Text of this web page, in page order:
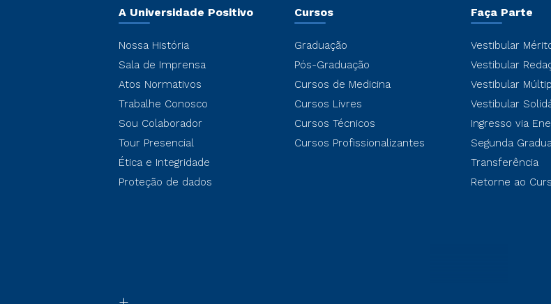
A Universidade Positivo
Nossa História
Sala de Imprensa
Atos Normativos
Trabalhe Conosco
Sou Colaborador
Tour Presencial
Ética e Integridade
Proteção de dados
Cursos
Graduação
Pós-Graduação
Cursos de Medicina
Cursos Livres
Cursos Técnicos
Cursos Profissionalizantes
Faça Parte
Vestibular
Vestibular
Vestibular
Vestibular
Ingresso via
Segunda
Transferência
Retorne ao